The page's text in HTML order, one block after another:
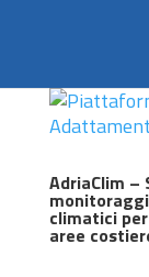
AdriaClim –
climatici
aree